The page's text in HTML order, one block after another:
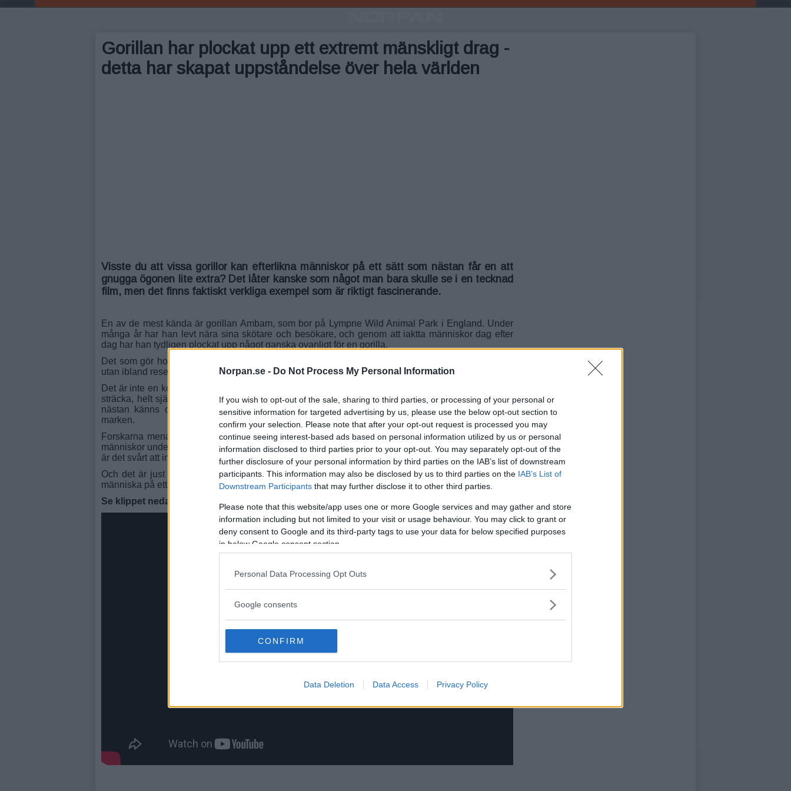
Norpan.se - Do Not Process My Personal Information
If you wish to opt-out of the sale, sharing to third parties, or processing of your personal or
sensitive information for targeted advertising by us, please use the below opt-out section to
confirm your selection. Please note that after your opt-out request is processed you may
continue seeing interest-based ads based on personal information utilized by us or personal
information disclosed to third parties prior to your opt-out. You may separately opt-out of the
further disclosure of your personal information by third parties on the IAB’s list of downstream
participants. This information may also be disclosed by us to third parties on the IAB’s List of
Downstream Participants that may further disclose it to other third parties.
Please note that this website/app uses one or more Google services and may gather and store
information including but not limited to your visit or usage behaviour. You may click to grant or
deny consent to Google and its third-party tags to use your data for below specified purposes
in below Google consent section.
Personal Data Processing Opt Outs
Google consents
CONFIRM
Data Deletion Data Access Privacy Policy
Gorillan har plockat upp ett extremt mänskligt drag -
detta har skapat uppståndelse över hela världen
Visste du att vissa gorillor kan efterlikna människor på ett sätt som nästan får en att
gnugga ögonen lite extra? Det låter kanske som något man bara skulle se i en tecknad
film, men det finns faktiskt verkliga exempel som är riktigt fascinerande.
En av de mest kända är gorillan Ambam, som bor på Lympne Wild Animal Park i England. Under
många år har han levt nära sina skötare och besökare, och genom att iaktta människor dag efter
dag har han tydligen plockat upp något ganska ovanligt för en gorilla.
Det som gör honom så speciell är att han inte bara rör sig som gorillor brukar göra på alla fyra –
utan ibland reser han sig upp och går på två ben, precis som en människa.
Det är inte en kort “balansgrej” eller ett steg här och där, utan han kan faktiskt gå upprätt en längre
sträcka, helt självsäkert, som om det vore det mest naturliga i världen. Resultatet blir en syn som
nästan känns overklig: en stor, kraftfull gorilla som promenerar fram som en människa längs
marken.
Forskarna menar att det här troligen handlar om inlärning och anpassning från att ha observerat
människor under lång tid, snarare än att det är ett “mänskligt beteende” i sig. Men oavsett förklaring
är det svårt att inte bli imponerad när man ser det.
Och det är just det som gör klippet så fascinerande – det suddar ut gränsen lite mellan djur och
människa på ett sätt som man inte riktigt förväntar sig.
Se klippet nedan: